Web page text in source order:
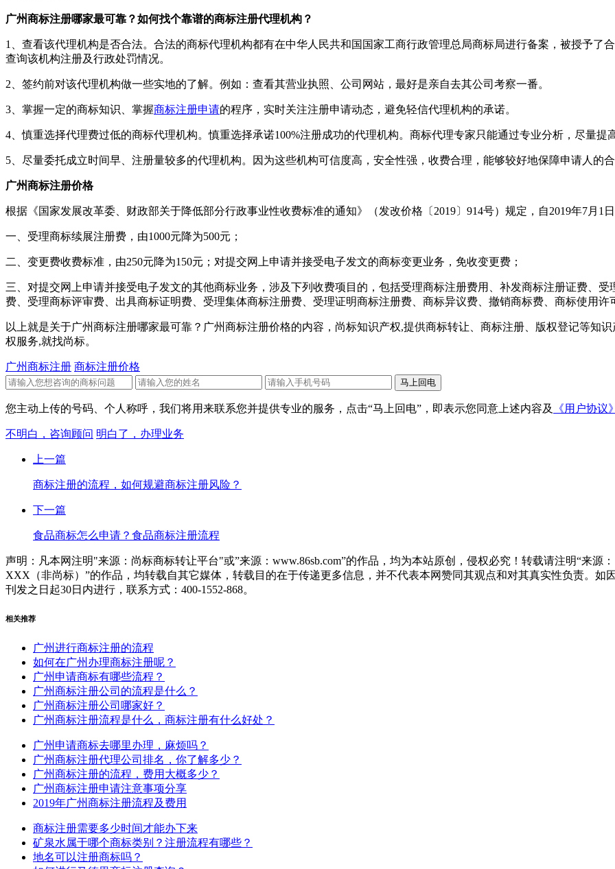
广州商标注册哪家最可靠？如何找个靠谱的商标注册代理机构？
1、查看该代理机构是否合法。合法的商标代理机构都有在中华人民共和国国家工商行政管理总局商标局进行备案，被授予了
查询该机构注册及行政处罚情况。
2、签约前对该代理机构做一些实地的了解。例如：查看其营业执照、公司网站，最好是亲自去其公司考察一番。
3、掌握一定的商标知识、掌握商标注册申请的程序，实时关注注册申请动态，避免轻信代理机构的承诺。
4、慎重选择代理费过低的商标代理机构。慎重选择承诺100%注册成功的代理机构。商标代理专家只能通过专业分析，尽量
5、尽量委托成立时间早、注册量较多的代理机构。因为这些机构可信度高，安全性强，收费合理，能够较好地保障申请人的
广州商标注册价格
根据《国家发展改革委、财政部关于降低部分行政事业性收费标准的通知》（发改价格〔2019〕914号）规定，自2019年7
一、受理商标续展注册费，由1000元降为500元；
二、变更费收费标准，由250元降为150元；对提交网上申请并接受电子发文的商标变更业务，免收变更费；
三、对提交网上申请并接受电子发文的其他商标业务，涉及下列收费项目的，包括受理商标注册费用、补发商标注册证费、
费、受理商标评审费、出具商标证明费、受理集体商标注册费、受理证明商标注册费、商标异议费、撤销商标费、商标使用
以上就是关于广州商标注册哪家最可靠？广州商标注册价格的内容，尚标知识产权,提供商标转让、商标注册、版权登记等知
权服务,就找尚标。
广州商标注册 商标注册价格
您主动上传的号码、个人称呼，我们将用来联系您并提供专业的服务，点击“马上回电”，即表示您同意上述内容及 《用户协议
不明白，咨询顾问 明白了，办理业务
上一篇
商标注册的流程，如何规避商标注册风险？
下一篇
食品商标怎么申请？食品商标注册流程
声明：凡本网注明"来源：尚标商标转让平台"或”来源：www.86sb.com”的作品，均为本站原创，侵权必究！转载请注明“来源
XXX（非尚标）”的作品，均转载自其它媒体，转载目的在于传递更多信息，并不代表本网赞同其观点和对其真实性负责。
刊发之日起30日内进行，联系方式：400-1552-868。
相关推荐
广州进行商标注册的流程
如何在广州办理商标注册呢？
广州申请商标有哪些流程？
广州商标注册公司的流程是什么？
广州商标注册公司哪家好？
广州商标注册流程是什么，商标注册有什么好处？
广州申请商标去哪里办理，麻烦吗？
广州商标注册代理公司排名，你了解多少？
广州商标注册的流程，费用大概多少？
广州商标注册申请注意事项分享
2019年广州商标注册流程及费用
商标注册需要多少时间才能办下来
矿泉水属于哪个商标类别？注册流程有哪些？
地名可以注册商标吗？